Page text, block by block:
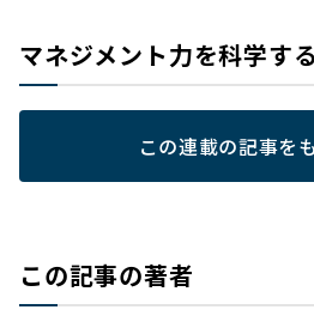
マネジメント力を科学する
この連載の記事を
この記事の著者